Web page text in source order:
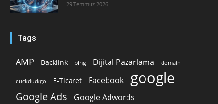
29 Temmuz 2026
Tags
AMP Backlink bing Dijital Pazarlama domain
duckduckgo E-Ticaret Facebook google
Google Ads Google Adwords